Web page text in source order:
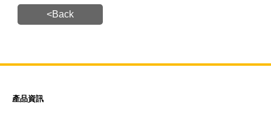
<Back
產品資訊